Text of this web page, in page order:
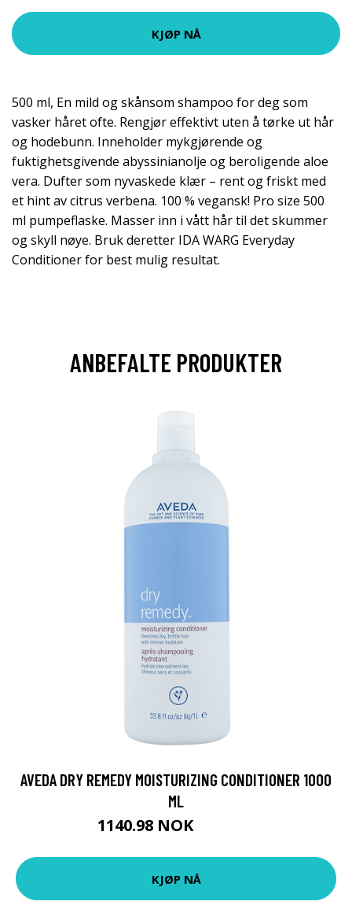
KJØP NÅ
500 ml, En mild og skånsom shampoo for deg som
vasker håret ofte. Rengjør effektivt uten å tørke ut hår
og hodebunn. Inneholder mykgjørende og
fuktighetsgivende abyssinianolje og beroligende aloe
vera. Dufter som nyvaskede klær – rent og friskt med
et hint av citrus verbena. 100 % vegansk! Pro size 500
ml pumpeflaske. Masser inn i vått hår til det skummer
og skyll nøye. Bruk deretter IDA WARG Everyday
Conditioner for best mulig resultat.
ANBEFALTE PRODUKTER
AVEDA DRY REMEDY MOISTURIZING CONDITIONER 1000
ML
1140.98 NOK
KJØP NÅ